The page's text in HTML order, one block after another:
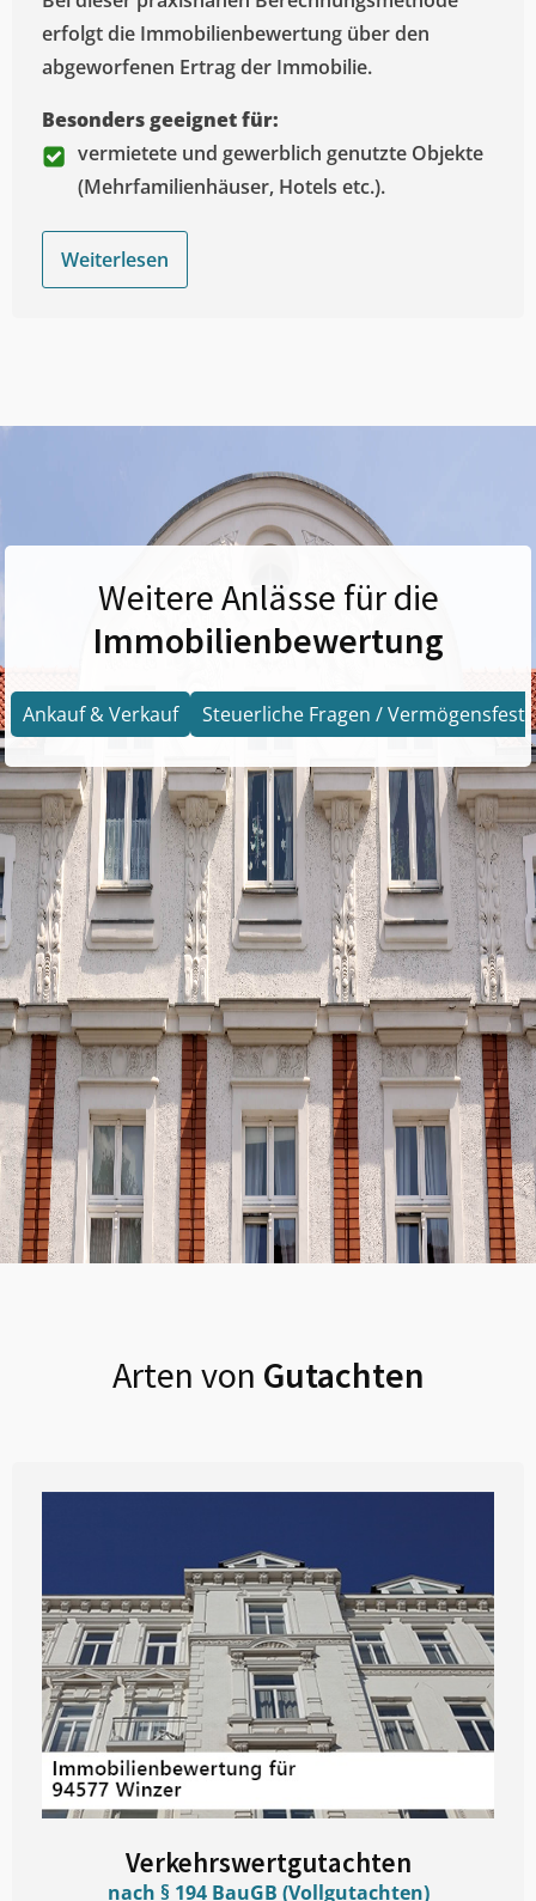
erfolgt die Immobilienbewertung über den
abgeworfenen Ertrag der Immobilie.
Besonders geeignet für:
vermietete und gewerblich genutzte Objekte
(Mehrfamilienhäuser, Hotels etc.).
Weiterlesen
Weitere Anlässe für die
Immobilienbewertung
Ankauf & Verkauf Steuerliche Fragen /
Arten von Gutachten
Verkehrswertgutachten
nach § 194 BauGB (Vollgutachten)